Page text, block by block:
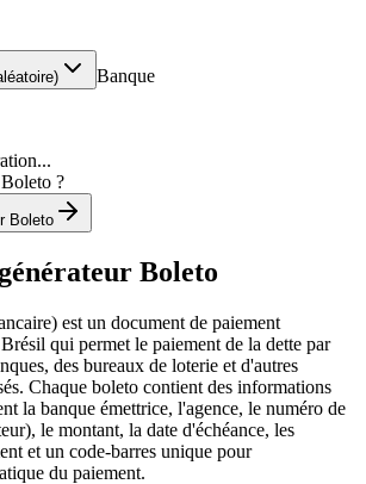
Banque
?
Boleto
Boleto
est un document de paiement
qui permet le paiement de la dette par
des bureaux de loterie et d'autres
Chaque boleto contient des informations
la banque émettrice, l'agence, le numéro de
le montant, la date d'échéance, les
et un code-barres unique pour
du paiement.